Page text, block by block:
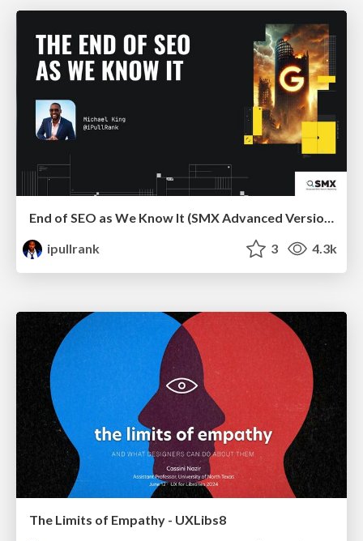
End of SEO as We Know It (SMX Advanced Version)
ipullrank
3 4.3k
The Limits of Empathy - UXLibs8